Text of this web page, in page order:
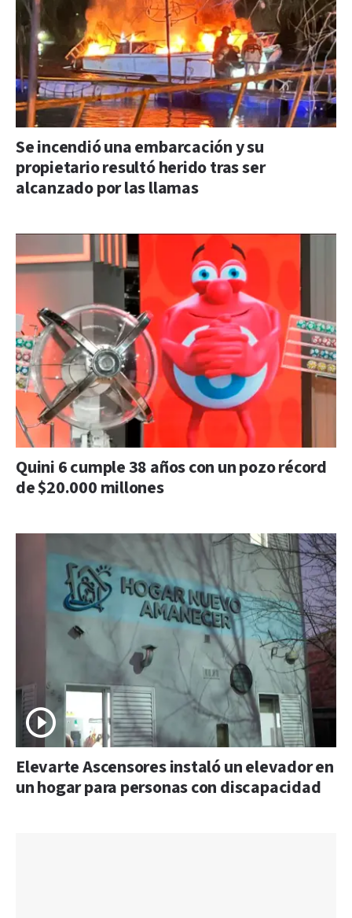
Se incendió una embarcación y su
propietario resultó herido tras ser
alcanzado por las llamas
Quini 6 cumple 38 años con un pozo récord
de $20.000 millones
Elevarte Ascensores instaló un elevador en
un hogar para personas con discapacidad